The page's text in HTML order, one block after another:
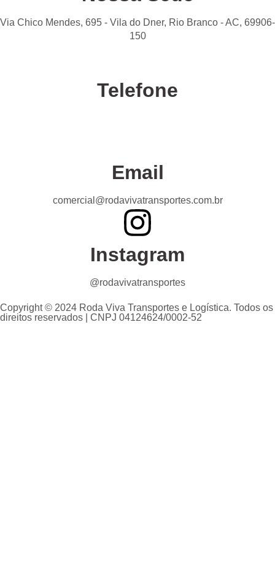
Via Chico Mendes, 695 - Vila do Dner, Rio Branco - AC, 69906-
150
Telefone
Email
comercial@rodavivatransportes.com.br
Instagram
@rodavivatransportes
Copyright © 2024 Roda Viva Transportes e Logística. Todos os
direitos reservados | CNPJ 04124624/0002-52